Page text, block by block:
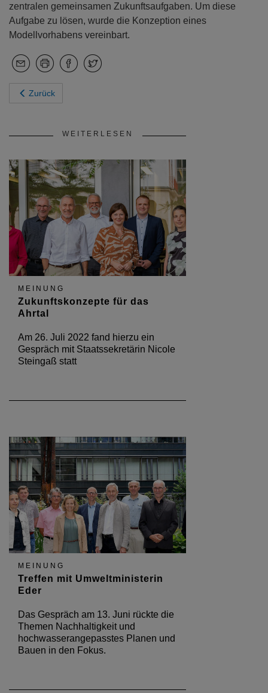
zentralen gemeinsamen Zukunftsaufgaben. Um diese
Aufgabe zu lösen, wurde die Konzeption eines
Modellvorhabens vereinbart.
Zurück
WEITERLESEN
MEINUNG
Zukunftskonzepte für das
Ahrtal
Am 26. Juli 2022 fand hierzu ein
Gespräch mit Staatssekretärin Nicole
Steingaß statt
MEINUNG
Treffen mit Umweltministerin
Eder
Das Gespräch am 13. Juni rückte die
Themen Nachhaltigkeit und
hochwasserangepasstes Planen und
Bauen in den Fokus.